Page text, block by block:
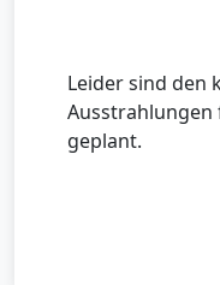
Leider sind den
Ausstrahlungen
geplant.